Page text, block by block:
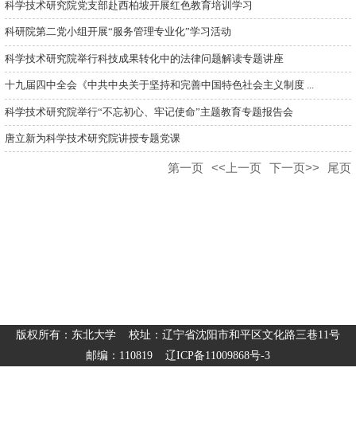
科学技术研究院党支部赴西柏坡开展红色教育培训学习
科研院第二党小组开展“服务管理专业化”学习活动
科学技术研究院举行科技成果转化中的法律问题解读专题讲座
十九届四中全会《中共中央关于坚持和完善中国特色社会主义制度 ...
科学技术研究院举行“不忘初心、牢记使命”主题教育专题报告会
唐立新为科学技术研究院讲授专题党课
第一页 <<上一页 下一页>> 尾页
版权所有：东北大学 校址：辽宁省沈阳市和平区文化路三巷11号
邮编：110819 辽ICP备11009868号-3